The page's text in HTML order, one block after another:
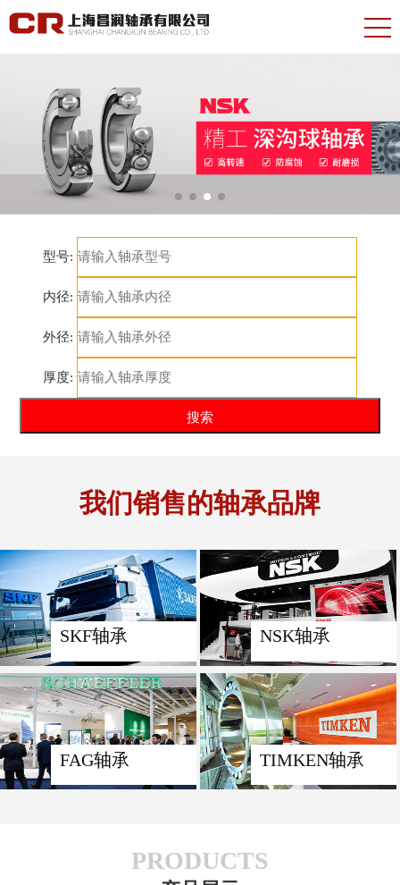
型号:
内径:
外径:
厚度:
我们销售的轴承品牌
SKF轴承 NSK轴承
FAG轴承 TIMKEN轴承
PRODUCTS